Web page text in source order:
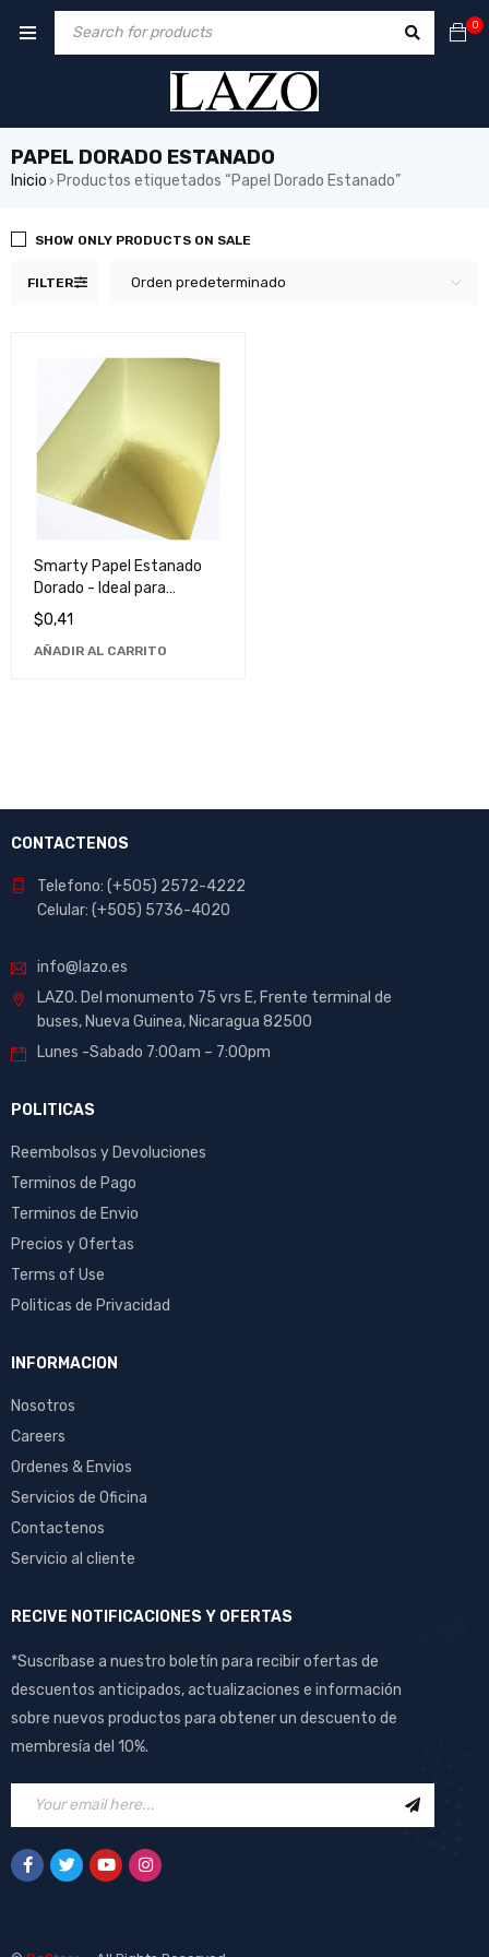
0
PAPEL DORADO ESTANADO
Inicio › Productos etiquetados “Papel Dorado Estanado”
FILTER Orden predeterminado
SHOW ONLY PRODUCTS ON SALE
Smarty Papel Estanado
Dorado - Ideal para
Manualidades y
Decoraciones
$0,41
AÑADIR AL CARRITO
CONTACTENOS
Telefono: (+505) 2572-4222
Celular: (+505) 5736-4020
info@lazo.es
LAZO. Del monumento 75 vrs E, Frente terminal de
buses, Nueva Guinea, Nicaragua 82500
Lunes -Sabado 7:00am – 7:00pm
POLITICAS
Reembolsos y Devoluciones
Terminos de Pago
Terminos de Envio
Precios y Ofertas
Terms of Use
Politicas de Privacidad
INFORMACION
Nosotros
Careers
Ordenes & Envios
Servicios de Oficina
Contactenos
Servicio al cliente
RECIVE NOTIFICACIONES Y OFERTAS
*Suscríbase a nuestro boletín para recibir ofertas de
descuentos anticipados, actualizaciones e información
sobre nuevos productos para obtener un descuento de
membresía del 10%.